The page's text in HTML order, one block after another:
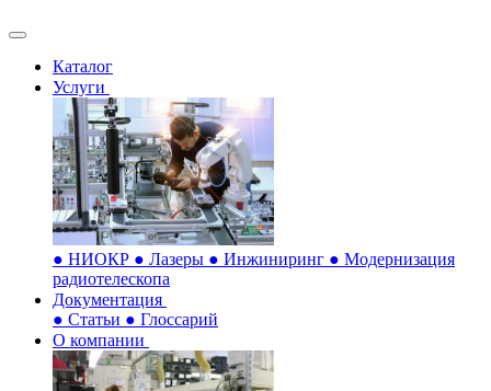
Каталог
Услуги
● НИОКР ● Лазеры ● Инжиниринг ● Модернизация
радиотелескопа
Документация
● Статьи ● Глоссарий
О компании